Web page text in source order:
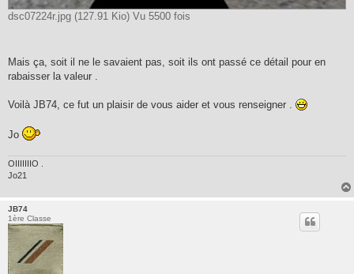
dsc07224r.jpg (127.91 Kio) Vu 5500 fois
Mais ça, soit il ne le savaient pas, soit ils ont passé ce détail pour en
rabaisser la valeur .
Voilà JB74, ce fut un plaisir de vous aider et vous renseigner .
Jo
OIIIIIIIO .
Jo21
JB74
1ère Classe